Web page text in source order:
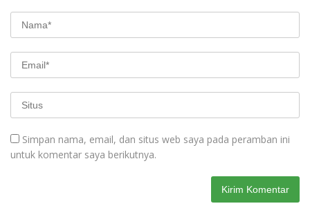
Simpan nama, email, dan situs web saya pada peramban ini
untuk komentar saya berikutnya.